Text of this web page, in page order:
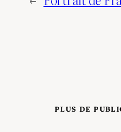
PLUS DE